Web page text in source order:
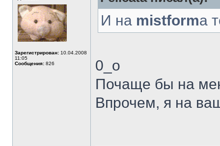
Зарегистрирован: 10.04.2008
11:05
Сообщения: 826
И на mistformа
0_о
Почаще бы на
Впрочем, я на